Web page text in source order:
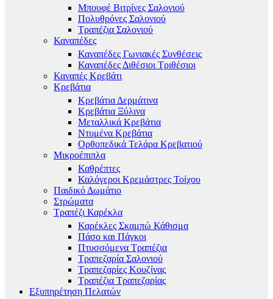
Μπουφέ Βιτρίνες Σαλονιού
Πολυθρόνες Σαλονιού
Τραπέζια Σαλονιού
Καναπέδες
Καναπέδες Γωνιακές Συνθέσεις
Καναπέδες Διθέσιοι Τριθέσιοι
Καναπές Κρεβάτι
Κρεβάτια
Κρεβάτια Δερμάτινα
Κρεβάτια Ξύλινα
Μεταλλικά Κρεβάτια
Ντυμένα Κρεβάτια
Ορθοπεδικά Τελάρα Κρεβατιού
Μικροέπιπλα
Καθρέπτες
Καλόγεροι Κρεμάστρες Τοίχου
Παιδικό Δωμάτιο
Στρώματα
Τραπέζι Καρέκλα
Καρέκλες Σκαμπώ Κάθισμα
Πάσο και Πάγκοι
Πτυσσόμενα Τραπέζια
Τραπεζαρία Σαλονιού
Τραπεζαρίες Κουζίνας
Τραπέζια Τραπεζαρίας
Εξυπηρέτηση Πελατών